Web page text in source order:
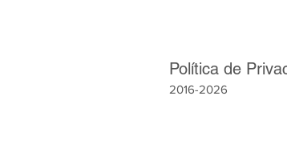
Política de
2016-2026